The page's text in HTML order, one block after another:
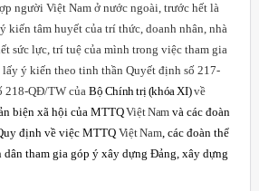
người Việt Nam ở nước ngoài, trước hết là
kiến tâm huyết của trí thức, doanh nhân, nhà
sức lực, trí tuệ của mình trong việc tham gia
ý kiến theo tinh thần Quyết định số 217-
218-QĐ/TW củaBộ Chính trị (khóa XI)về
biện xã hội của MTTQViệt Nam và các đoàn
định về việc MTTQ Việt Nam, các đoàn thể
tham gia góp ý xây dựng Đảng, xây dựng